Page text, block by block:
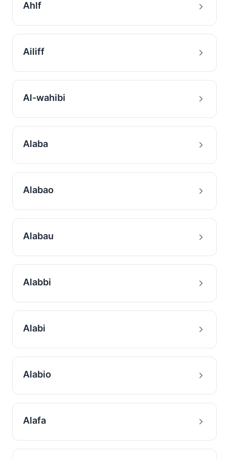
Ahlf
Ailiff
Al-wahibi
Alaba
Alabao
Alabau
Alabbi
Alabi
Alabio
Alafa